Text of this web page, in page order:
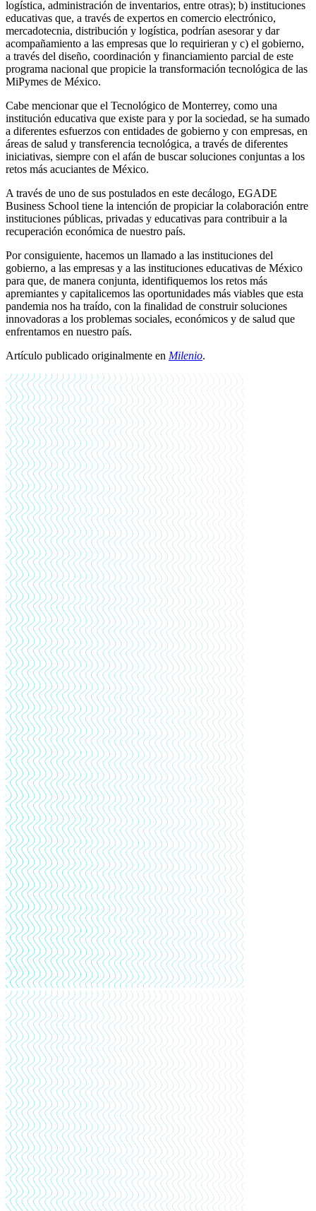
logística, administración de inventarios, entre otras); b) instituciones
educativas que, a través de expertos en comercio electrónico,
mercadotecnia, distribución y logística, podrían asesorar y dar
acompañamiento a las empresas que lo requirieran y c) el gobierno,
a través del diseño, coordinación y financiamiento parcial de este
programa nacional que propicie la transformación tecnológica de las
MiPymes de México.
Cabe mencionar que el Tecnológico de Monterrey, como una
institución educativa que existe para y por la sociedad, se ha sumado
a diferentes esfuerzos con entidades de gobierno y con empresas, en
áreas de salud y transferencia tecnológica, a través de diferentes
iniciativas, siempre con el afán de buscar soluciones conjuntas a los
retos más acuciantes de México.
A través de uno de sus postulados en este decálogo, EGADE
Business School tiene la intención de propiciar la colaboración entre
instituciones públicas, privadas y educativas para contribuir a la
recuperación económica de nuestro país.
Por consiguiente, hacemos un llamado a las instituciones del
gobierno, a las empresas y a las instituciones educativas de México
para que, de manera conjunta, identifiquemos los retos más
apremiantes y capitalicemos las oportunidades más viables que esta
pandemia nos ha traído, con la finalidad de construir soluciones
innovadoras a los problemas sociales, económicos y de salud que
enfrentamos en nuestro país.
Artículo publicado originalmente en Milenio.